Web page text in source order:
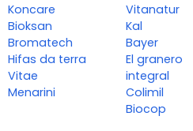
Koncare
Bioksan
Bromatech
Hifas da terra
Vitae
Menarini
Vitanatur
Kal
Bayer
El granero
integral
Colimil
Biocop